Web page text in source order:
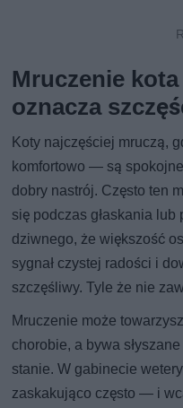
Mruczenie
oznacza
Koty najczęściej mruczą,
komfortowo — są
dobry nastrój. Często ten
się podczas głaskania
dziwnego, że większość
sygnał czystej radości i
szczęśliwy. Tyle że nie
Mruczenie może
chorobie, a bywa
stanie. W gabinecie
zaskakująco często — i